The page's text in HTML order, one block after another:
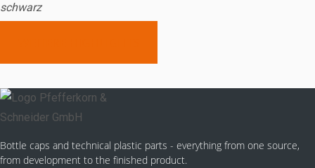
schwarz
Bottle caps and technical plastic parts - everything from one source,
from development to the finished product.